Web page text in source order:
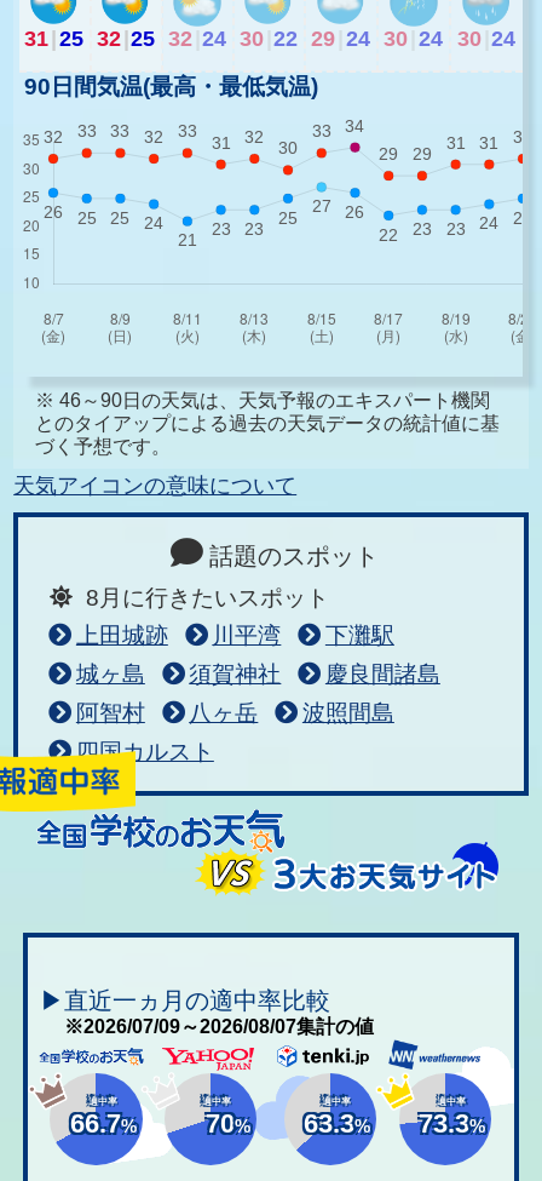
31|25 32|25 32 24 30 22 29 24 30 24 30 24
90日間気温(最高・最低気温)
※ 46～90日の天気は、天気予報のエキスパート機関
とのタイアップによる過去の天気データの統計値に基
づく予想です。
天気アイコンの意味について
話題のスポット
8月に行きたいスポット
上田城跡
川平湾
下灘駅
城ヶ島
須賀神社
慶良間諸島
阿智村
八ヶ岳
波照間島
四国カルスト
▶直近一ヵ月の適中率比較
※2026/07/09～2026/08/07集計の値
適中率
66.7%
適中率
70%
適中率
63.3%
適中率
73.3%